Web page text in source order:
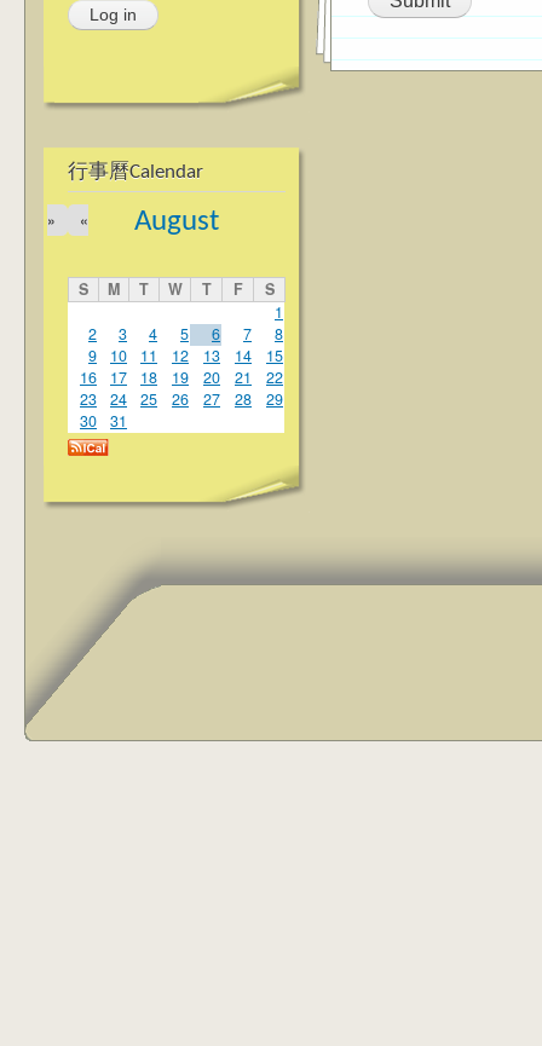
行事曆Calendar
August
«
»
S M T W T F
S
1
2
3 4 5 6 7
8
9
10 11 12 13 14
15
16
17 18 19 20 21
22
23
24 25 26 27 28
29
30
31